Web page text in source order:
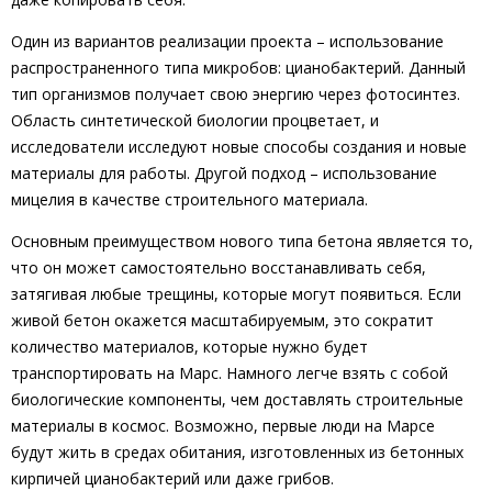
Один из вариантов реализации проекта – использование
распространенного типа микробов: цианобактерий. Данный
тип организмов получает свою энергию через фотосинтез.
Область синтетической биологии процветает, и
исследователи исследуют новые способы создания и новые
материалы для работы. Другой подход – использование
мицелия в качестве строительного материала.
Основным преимуществом нового типа бетона является то,
что он может самостоятельно восстанавливать себя,
затягивая любые трещины, которые могут появиться. Если
живой бетон окажется масштабируемым, это сократит
количество материалов, которые нужно будет
транспортировать на Марс. Намного легче взять с собой
биологические компоненты, чем доставлять строительные
материалы в космос. Возможно, первые люди на Марсе
будут жить в средах обитания, изготовленных из бетонных
кирпичей цианобактерий или даже грибов.